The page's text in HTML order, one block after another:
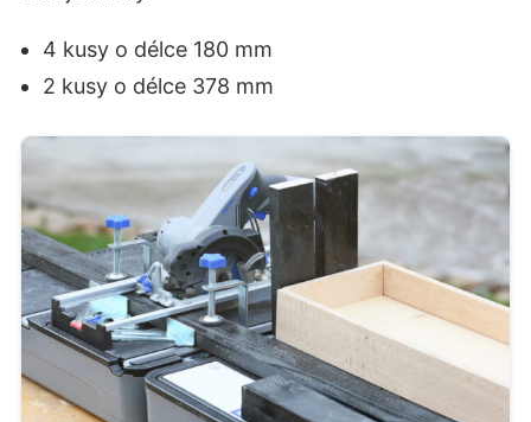
4 kusy o délce 180 mm
2 kusy o délce 378 mm